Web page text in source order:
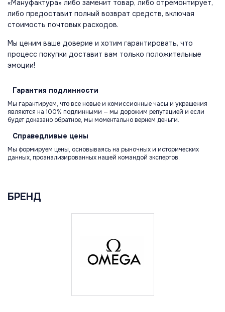
«Мануфактура» либо заменит товар, либо отремонтирует,
либо предоставит полный возврат средств, включая
стоимость почтовых расходов.
Мы ценим ваше доверие и хотим гарантировать, что
процесс покупки доставит вам только положительные
эмоции!
Гарантия подлинности
Мы гарантируем, что все новые и комиссионные часы и украшения
являются на 100% подлинными — мы дорожим репутацией и если
будет доказано обратное, мы моментально вернем деньги.
Справедливые цены
Мы формируем цены, основываясь на рыночных и исторических
данных, проанализированных нашей командой экспертов.
БРЕНД